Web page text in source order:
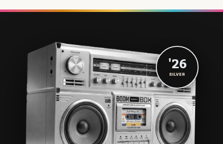
'26
SILVER